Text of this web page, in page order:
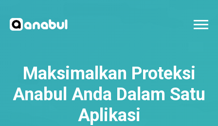
Maksimalkan Proteksi
Anabul Anda Dalam Satu
Aplikasi